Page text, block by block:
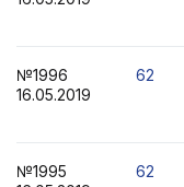
№1996
16.05.2019
62
№1995
62